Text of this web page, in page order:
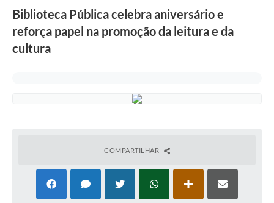
Transparência
Publicações
Serviços para a empresa
Serviços para o Servidor
Biblioteca Pública celebra aniversário e
reforça papel na promoção da leitura e da
cultura
COMPARTILHAR